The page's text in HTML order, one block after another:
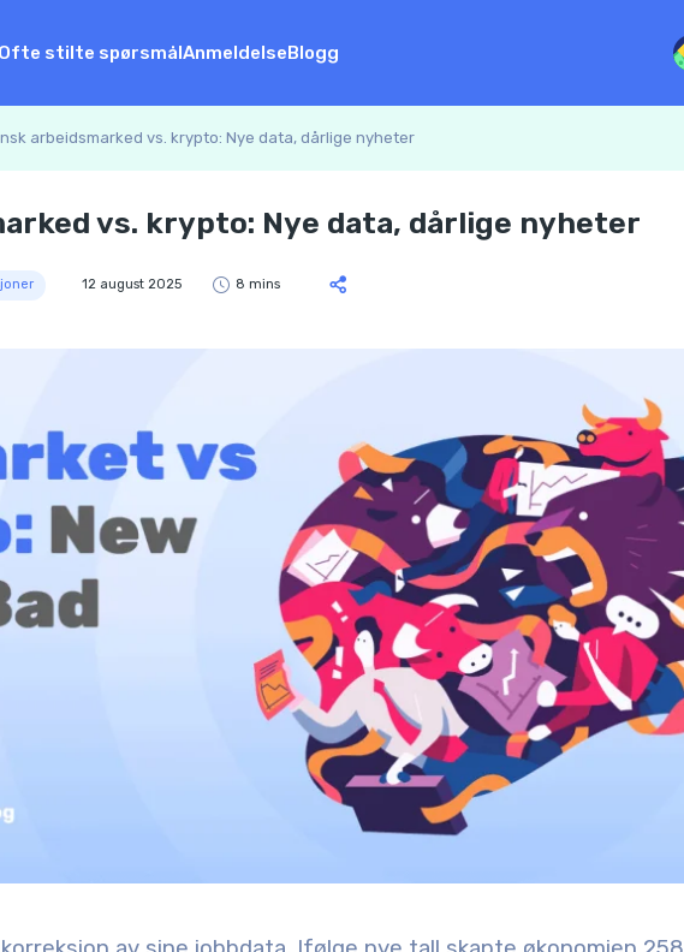
Ofte stilte spørsmålAnmeldelseBlogg
arbeidsmarked vs. krypto: Nye data, dårlige nyheter
vs. krypto: Nye data, dårlige nyheter
12 august 2025 8 mins